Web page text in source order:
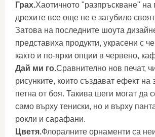
Грах.Хаотичното "разпръскване" на
дрехите все още не е загубило
Затова на последните шоута
представиха продукти, украсени с
както и по-ярки опции в червено,
Дай ми го.Сравнително нов печат,
рисунките, които създават ефект на
петна от боя. Такива шеги могат да
само върху тениски, но и върху
рокли и сарафани.
Цветя.Флоралните орнаменти са